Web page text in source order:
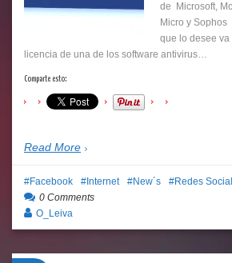
de Microsoft,
Micro y
que lo desee
licencia de una de los software antivirus…
Comparte esto:
Read More
Facebook Internet New´s
Redes
0 Comments
O_Leiva